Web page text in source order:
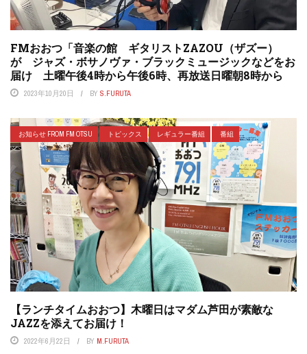
FMおおつ「音楽の館 ギタリストZAZOU（ザズー）
が ジャズ・ボサノヴァ・ブラックミュージックなどをお
届け 土曜午後4時から午後6時、再放送日曜朝8時から
2023年10月20日 BY S.FURUTA
お知らせ FROM FM OTSU トピックス レギュラー番組 番組
【ランチタイムおおつ】木曜日はマダム芦田が素敵な
JAZZを添えてお届け！
2022年6月22日 BY M.FURUTA